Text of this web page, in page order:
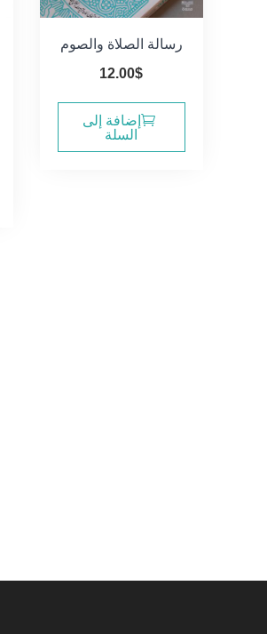
رسالة الصلاة والصوم
12.00$
إضافة إلى
السلة